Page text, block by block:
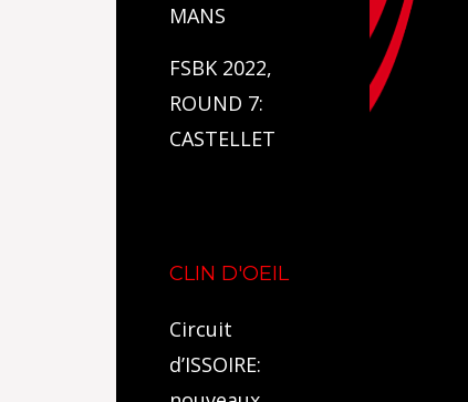
MANS
FSBK 2022,
ROUND 7:
CASTELLET
CLIN D'OEIL
Circuit
d’ISSOIRE: